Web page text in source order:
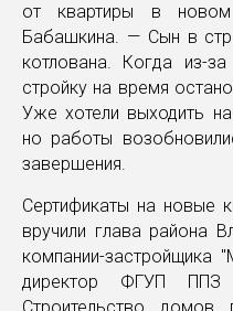
от квартиры в
Бабашкина. — Сын в
котлована. Когда из-за
стройку на время
Уже хотели выходить
но работы
завершения.
Сертификаты на новые
вручили глава района
компании-застройщика
директор ФГУП ППЗ